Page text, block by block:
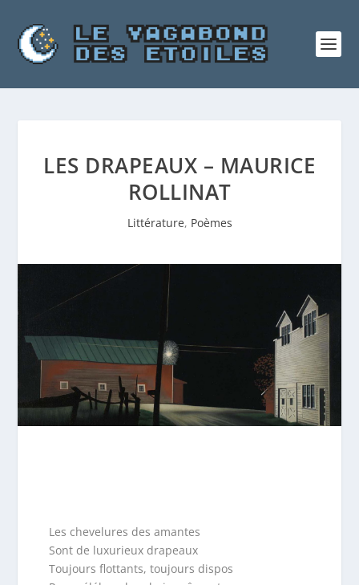
LES DRAPEAUX – MAURICE
ROLLINAT
Littérature, Poèmes
Les chevelures des amantes
Sont de luxurieux drapeaux
Toujours flottants, toujours dispos